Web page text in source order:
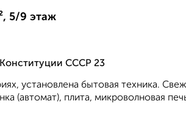
5/9 этаж
СССР 23
установлена бытовая техника.
(автомат), плита, микроволновая